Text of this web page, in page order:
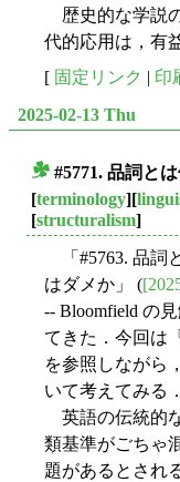
歴史的な学説
代的応用は，有
[ 固定リンク | 印
2025-02-13 Thu
#5771. 品詞と
[terminology][
[structuralism]
「#5763. 品詞
はダメか」 (
-- Bloomfield の
てきた．今回は
を参照しながら
いて考えてみる．
英語の伝統的
類基準がごちゃ
題があるとされ